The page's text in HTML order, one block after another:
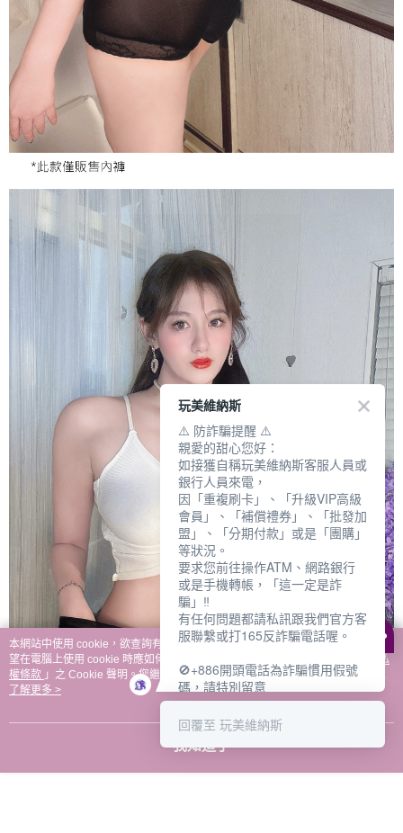
本網站中使用 cookie，欲查詢有關本網站使用 cookie 方式之詳情，及若您不希
望在電腦上使用 cookie 時應如何變更電腦的 cookie 設定，請參閱本網站「
隱私
權條款 」之 Cookie 聲明。您繼續使用本網站即表示您同意本公司得按本網站使
用條款之 Cookie 聲明使用 cookie。
了解更多 >
我知道了
玩美維納斯
⚠️ 防詐騙提醒 ⚠️
親愛的甜心您好：
如接獲自稱玩美維納斯客服人員或
銀行人員來電，
因「重複刷卡」、「升級VIP高級
會員」、「補償禮券」、「批發加
盟」、「分期付款」或是「團購」
等狀況。
要求您前往操作ATM、網路銀行
或是手機轉帳，「這一定是詐
騙」‼️
有任何問題都請私訊跟我們官方客
服聯繫或打165反詐騙電話喔。
🚫+886開頭電話為詐騙慣用假號
碼，請特別留意
－－－－－－－－－－－－
如何聯繫玩美維納斯客服?
📆週一至週五
⏰上午 8:30-下午17:30
回覆至 玩美維納斯